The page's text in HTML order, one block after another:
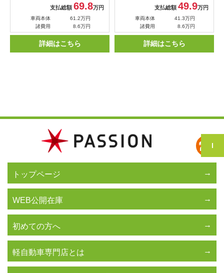
支払総額 69.8万円
車両本体
61.2万円
諸費用
8.6万円
詳細はこちら
支払総額 49.9万円
車両本体
41.3万円
諸費用
8.6万円
詳細はこちら
トップページ
WEB公開在庫
初めての方へ
軽自動車専門店とは